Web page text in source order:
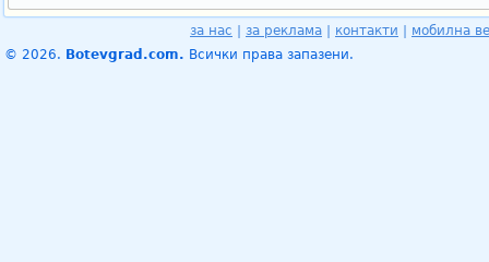
за нас за реклама контакти
мобилна
© 2026. Botevgrad.com. Всички права запазени.